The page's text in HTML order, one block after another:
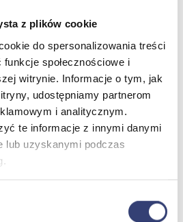
z plików cookie
do spersonalizowania treści
społecznościowe i
witrynie. Informacje o tym, jak
udostępniamy partnerom
i analitycznym.
te informacje z innymi danymi
lub uzyskanymi podczas